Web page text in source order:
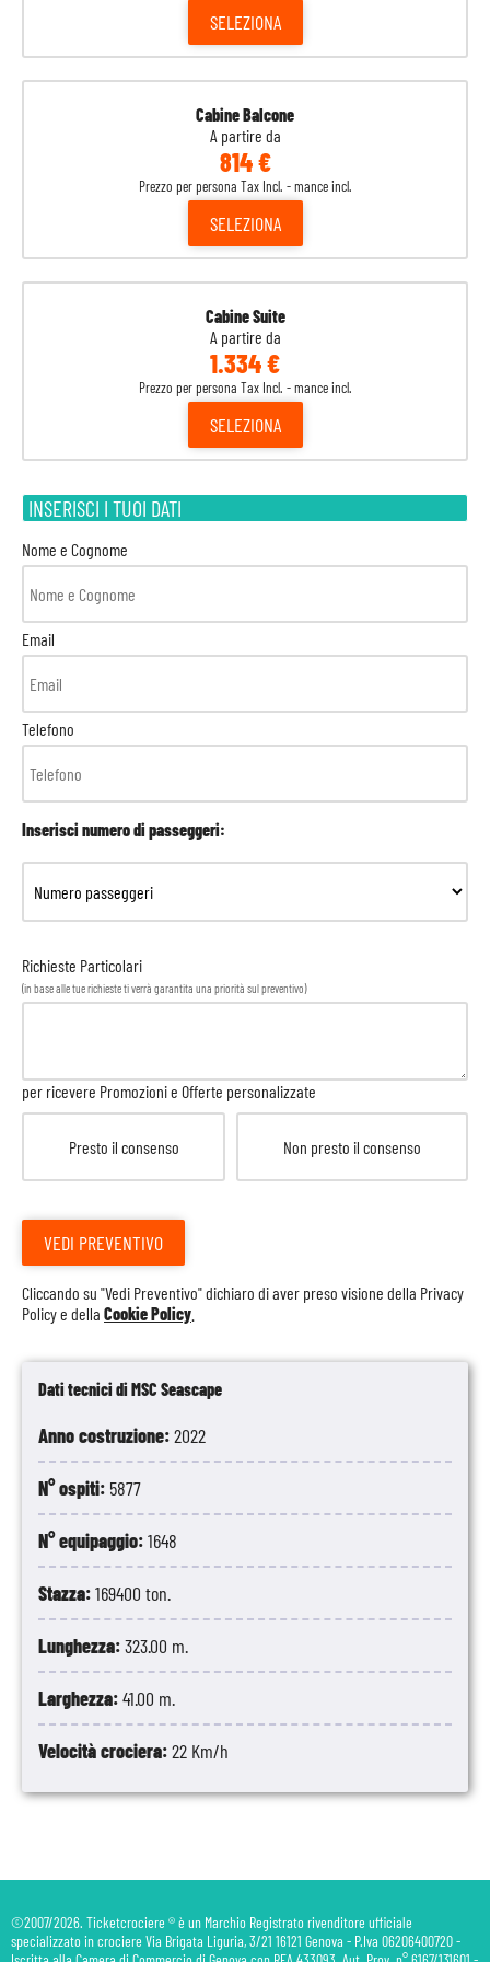
Dati tecnici di MSC Seascape
Anno costruzione:2022
N° ospiti: 5877
N° equipaggio:1648
Stazza:169400 ton.
Lunghezza:323.00 m.
Larghezza:41.00 m.
Velocità crociera:22 Km/h
SELEZIONA
Cabine Balcone
A partire da
814 €
Prezzo per persona Tax Incl. - mance incl.
SELEZIONA
Cabine Suite
A partire da
1.334 €
Prezzo per persona Tax Incl. - mance incl.
SELEZIONA
INSERISCI I TUOI DATI
Nome e Cognome
Email
Telefono
Inserisci numero di passeggeri:
Richieste Particolari
(in base alle tue richieste ti verrà garantita una priorità sul preventivo)
per ricevere Promozioni e Offerte personalizzate
Presto il consenso Non presto il consenso
VEDI PREVENTIVO
Cliccando su "Vedi Preventivo" dichiaro di aver preso visione della Privacy
Policye della Cookie Policy
©2007/2026. Ticketcrociere ® è un Marchio Registrato rivenditore ufficiale
specializzato in crociere Via Brigata Liguria, 3/21 16121 Genova - P.Iva 06206400720 -